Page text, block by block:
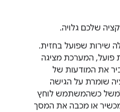
שלכם גלויה.
שירות שפועל בחזית.
פועל, המערכת מציגה
את המודעות של
שומרת על הגישה
כשהמשתמש לוחץ
או מכבה את המסך